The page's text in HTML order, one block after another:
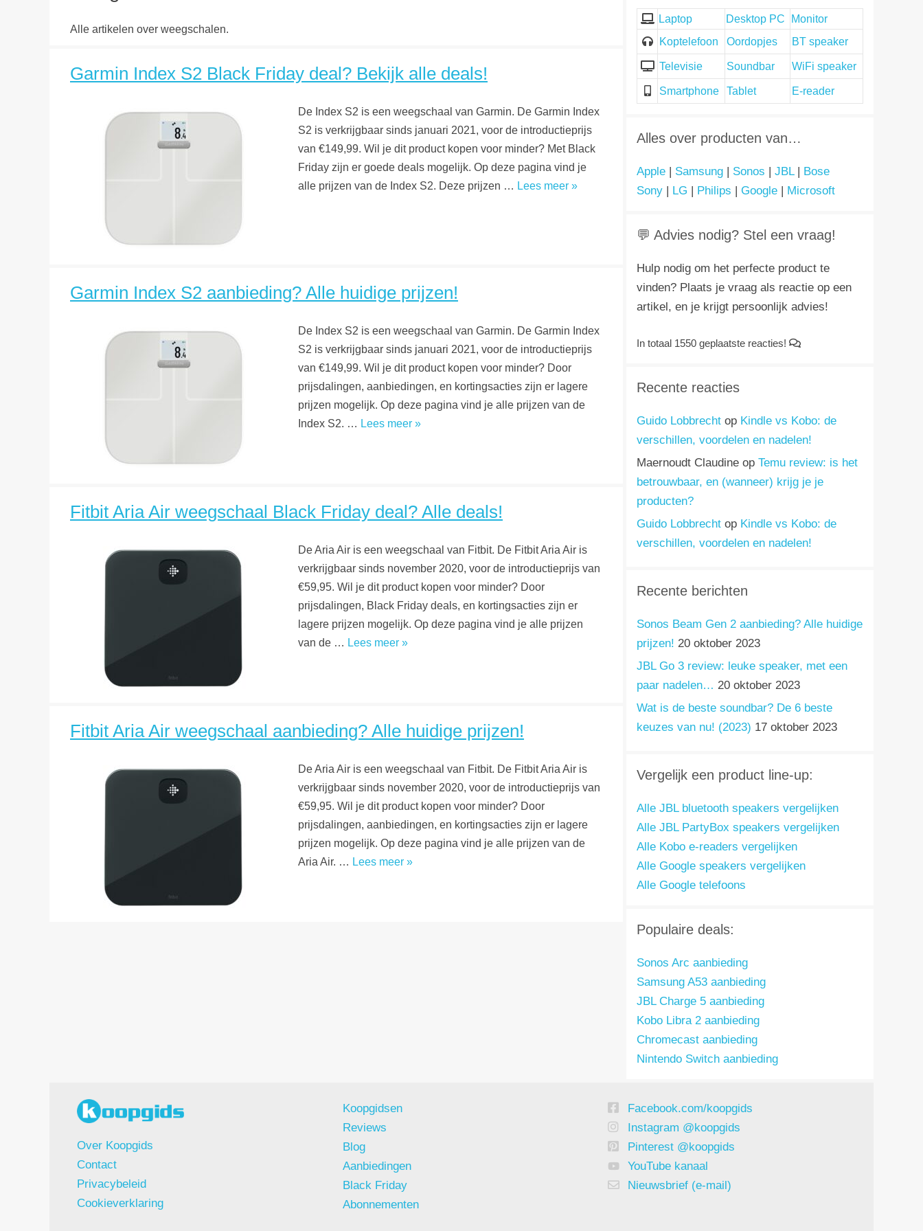
Alle artikelen over weegschalen.
Garmin Index S2 Black Friday deal? Bekijk alle deals!
De Index S2 is een weegschaal van Garmin. De Garmin Index
S2 is verkrijgbaar sinds januari 2021, voor de introductieprijs
van €149,99. Wil je dit product kopen voor minder? Met Black
Friday zijn er goede deals mogelijk. Op deze pagina vind je
alle prijzen van de Index S2. Deze prijzen … Lees meer »
Garmin Index S2 aanbieding? Alle huidige prijzen!
De Index S2 is een weegschaal van Garmin. De Garmin Index
S2 is verkrijgbaar sinds januari 2021, voor de introductieprijs
van €149,99. Wil je dit product kopen voor minder? Door
prijsdalingen, aanbiedingen, en kortingsacties zijn er lagere
prijzen mogelijk. Op deze pagina vind je alle prijzen van de
Index S2. … Lees meer »
Fitbit Aria Air weegschaal Black Friday deal? Alle deals!
De Aria Air is een weegschaal van Fitbit. De Fitbit Aria Air is
verkrijgbaar sinds november 2020, voor de introductieprijs van
€59,95. Wil je dit product kopen voor minder? Door
prijsdalingen, Black Friday deals, en kortingsacties zijn er
lagere prijzen mogelijk. Op deze pagina vind je alle prijzen
van de … Lees meer »
Fitbit Aria Air weegschaal aanbieding? Alle huidige prijzen!
De Aria Air is een weegschaal van Fitbit. De Fitbit Aria Air is
verkrijgbaar sinds november 2020, voor de introductieprijs van
€59,95. Wil je dit product kopen voor minder? Door
prijsdalingen, aanbiedingen, en kortingsacties zijn er lagere
prijzen mogelijk. Op deze pagina vind je alle prijzen van de
Aria Air. … Lees meer »
Laptop Desktop PC
Monitor
Koptelefoon
Oordopjes BT speaker
Televisie Soundbar WiFi speaker
Smartphone Tablet E-reader
Alles over producten van…
Apple | Samsung | Sonos | JBL| Bose
Sony | LG | Philips | Google | Microsoft
💬 Advies nodig? Stel een vraag!
Hulp nodig om het perfecte product te
vinden? Plaats je vraag als reactie op een
artikel, en je krijgt persoonlijk advies!
In totaal 1550 geplaatste reacties!
Recente reacties
Guido Lobbrecht op Kindle vs Kobo: de
verschillen, voordelen en nadelen!
Maernoudt Claudine op Temu review: is het
betrouwbaar, en (wanneer) krijg je je
producten?
Guido Lobbrecht op Kindle vs Kobo: de
verschillen, voordelen en nadelen!
Recente berichten
Sonos Beam Gen 2 aanbieding? Alle huidige
prijzen! 20 oktober 2023
JBL Go 3 review: leuke speaker, met een
paar nadelen… 20 oktober 2023
Wat is de beste soundbar? De 6 beste
keuzes van nu! (2023) 17 oktober 2023
Vergelijk een product line-up:
Alle JBL bluetooth speakers vergelijken
Alle JBL PartyBox speakers vergelijken
Alle Kobo e-readers vergelijken
Alle Google speakers vergelijken
Alle Google telefoons
Populaire deals:
Sonos Arc aanbieding
Samsung A53 aanbieding
JBL Charge 5 aanbieding
Kobo Libra 2 aanbieding
Chromecast aanbieding
Nintendo Switch aanbieding
Over Koopgids
Contact
Privacybeleid
Cookieverklaring
Koopgidsen
Reviews
Blog
Aanbiedingen
Black Friday
Abonnementen
Facebook.com/koopgids
Instagram @koopgids
Pinterest @koopgids
YouTube kanaal
Nieuwsbrief (e-mail)